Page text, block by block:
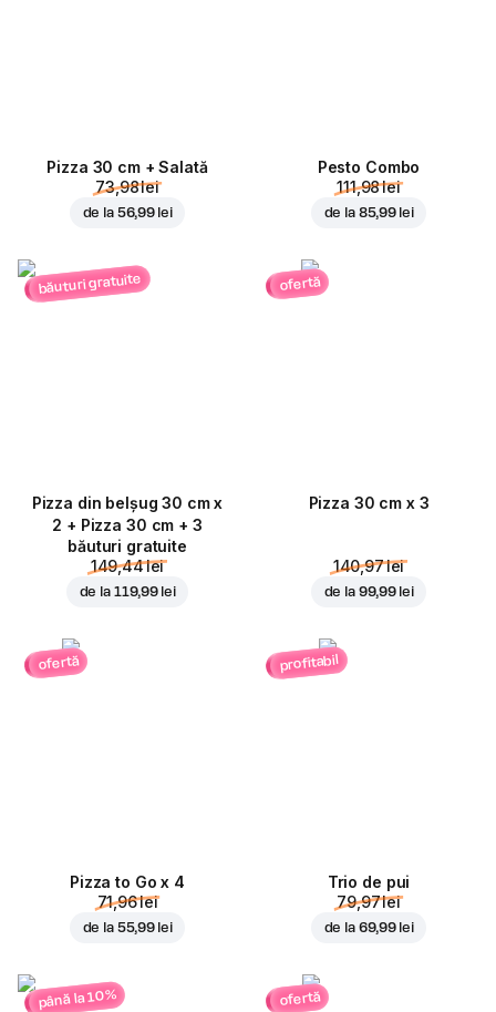
Pizza 30 cm + Salată
73,98 lei
de la 56,99 lei
Pesto Combo
111,98 lei
de la 85,99 lei
băuturi gratuite
Pizza din belșug 30 cm x
2 + Pizza 30 cm + 3
băuturi gratuite
149,44 lei
de la 119,99 lei
ofertă
Pizza 30 cm x 3
140,97 lei
de la 99,99 lei
ofertă
Pizza to Go x 4
71,96 lei
de la 55,99 lei
profitabil
Trio de pui
79,97 lei
de la 69,99 lei
până la 10% ofertă